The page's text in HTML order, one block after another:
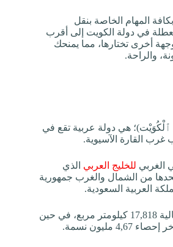
المهام الخاصة بنقل
في دولة الكويت إلى أقرب
أخرى تختارها، مما يمنحك
والراحة.
ٱلْكُوَيْت)؛ هي دولة عربية تقع في
القارة الآسيوية.
الغربي للخليج العربي الذي
من الشمال والغرب جمهورية
العربية السعودية.
حيث تبلغ مساحتها الإجمالية 17,818 كيلومتر مربع، في حين
مليون نسمة.